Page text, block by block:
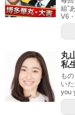
組”
V6
丸
私
も
い
you